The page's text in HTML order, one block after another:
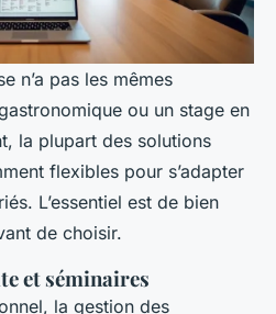
n’a pas les mêmes
ou un stage en
la plupart des solutions
flexibles pour s’adapter
L’essentiel est de bien
de choisir.
et séminaires
la gestion des